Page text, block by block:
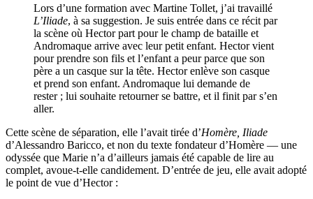
Lors d’une formation avec Martine Tollet, j’ai travaillé
L’Iliade, à sa suggestion. Je suis entrée dans ce récit par
la scène où Hector part pour le champ de bataille et
Andromaque arrive avec leur petit enfant. Hector vient
pour prendre son fils et l’enfant a peur parce que son
père a un casque sur la tête. Hector enlève son casque
et prend son enfant. Andromaque lui demande de
rester ; lui souhaite retourner se battre, et il finit par s’en
aller.
Cette scène de séparation, elle l’avait tirée d’Homère, Iliade
d’Alessandro Baricco, et non du texte fondateur d’Homère — une
odyssée que Marie n’a d’ailleurs jamais été capable de lire au
complet, avoue-t-elle candidement. D’entrée de jeu, elle avait adopté
le point de vue d’Hector :